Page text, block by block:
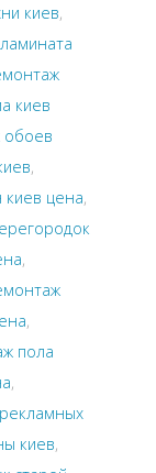
киев,
киев
обоев
,
цена,
,
,
пола
,
киев,